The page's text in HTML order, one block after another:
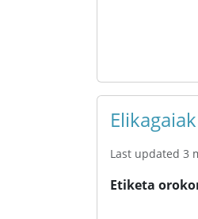
Last updated 3
Etiketa